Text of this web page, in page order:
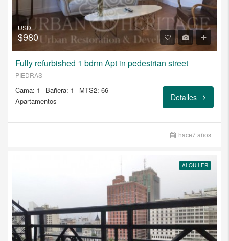
USD
$980
Fully refurbished 1 bdrm Apt in pedestrian street
PIEDRAS
Cama: 1 Bañera: 1
MTS2: 66
Apartamentos
Detalles
hace7 años
ALQUILER